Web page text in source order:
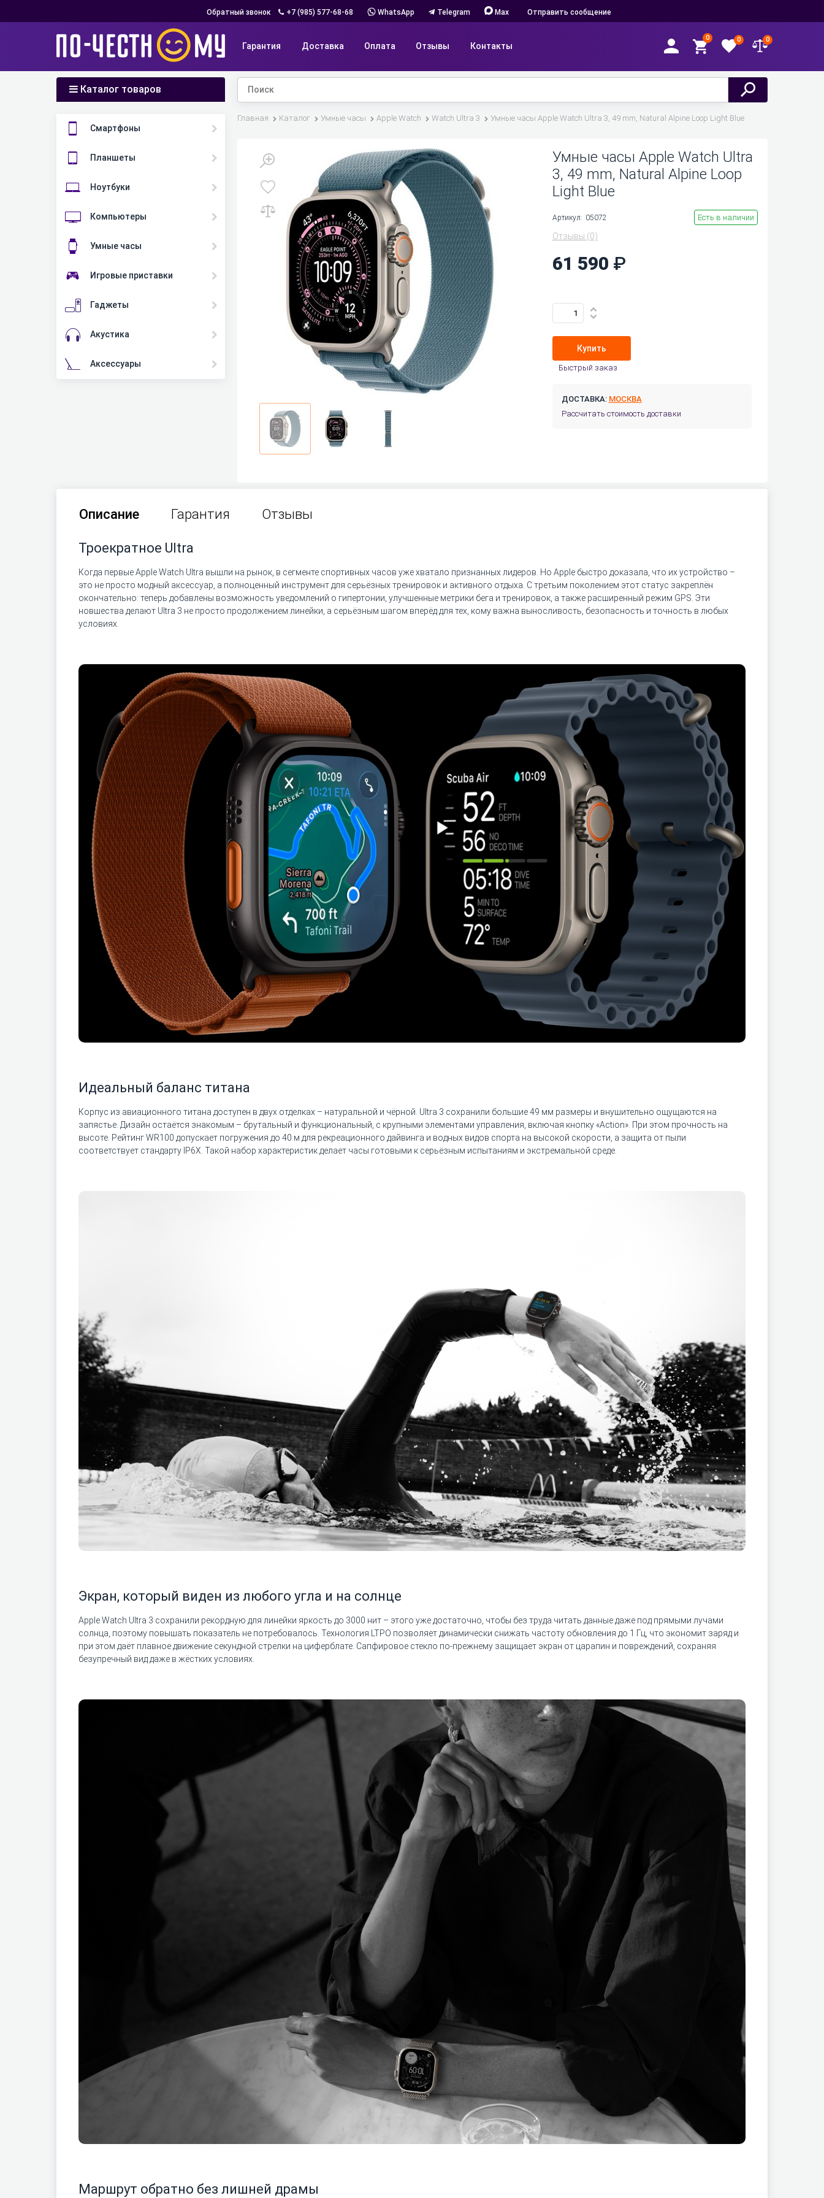
Обратный звонок +7 (985) 577-68-68 WhatsApp Telegram Max Отправить сообщение
Гарантия Доставка Оплата Отзывы Контакты
0 0 0
Каталог товаров
Смартфоны
Планшеты
Ноутбуки
Компьютеры
Умные часы
Игровые приставки
Гаджеты
Акустика
Аксессуары
Главная Каталог Умные часы Apple Watch Watch Ultra 3 Умные часы Apple Watch Ultra 3, 49 mm, Natural Alpine Loop Light Blue
Умные часы Apple Watch Ultra
3, 49 mm, Natural Alpine Loop
Light Blue
Артикул: 05072 Есть в наличии
Отзывы (0)
61 590
Купить
Быстрый заказ
ДОСТАВКА: МОСКВА
Рассчитать стоимость доставки
Описание Гарантия Отзывы
Троекратное Ultra
Когда первые Apple Watch Ultra вышли на рынок, в сегменте спортивных часов уже хватало признанных лидеров. Но Apple быстро доказала, что их устройство –
это не просто модный аксессуар, а полноценный инструмент для серьёзных тренировок и активного отдыха. С третьим поколением этот статус закреплён
окончательно: теперь добавлены возможность уведомлений о гипертонии, улучшенные метрики бега и тренировок, а также расширенный режим GPS. Эти
новшества делают Ultra 3 не просто продолжением линейки, а серьёзным шагом вперёд для тех, кому важна выносливость, безопасность и точность в любых
условиях.
Идеальный баланс титана
Корпус из авиационного титана доступен в двух отделках – натуральной и чёрной. Ultra 3 сохранили большие 49 мм размеры и внушительно ощущаются на
запястье. Дизайн остаётся знакомым – брутальный и функциональный, с крупными элементами управления, включая кнопку «Action». При этом прочность на
высоте. Рейтинг WR100 допускает погружения до 40 м для рекреационного дайвинга и водных видов спорта на высокой скорости, а защита от пыли
соответствует стандарту IP6X. Такой набор характеристик делает часы готовыми к серьёзным испытаниям и экстремальной среде.
Экран, который виден из любого угла и на солнце
Apple Watch Ultra 3 сохранили рекордную для линейки яркость до 3000 нит – этого уже достаточно, чтобы без труда читать данные даже под прямыми лучами
солнца, поэтому повышать показатель не потребовалось. Технология LTPO позволяет динамически снижать частоту обновления до 1 Гц, что экономит заряд и
при этом даёт плавное движение секундной стрелки на циферблате. Сапфировое стекло по-прежнему защищает экран от царапин и повреждений, сохраняя
безупречный вид даже в жёстких условиях.
Маршрут обратно без лишней драмы